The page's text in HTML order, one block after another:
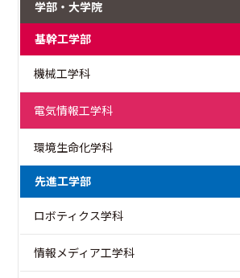
学部・大学院
基幹工学部
機械工学科
電気情報工学科
環境生命化学科
先進工学部
ロボティクス学科
情報メディア工学科